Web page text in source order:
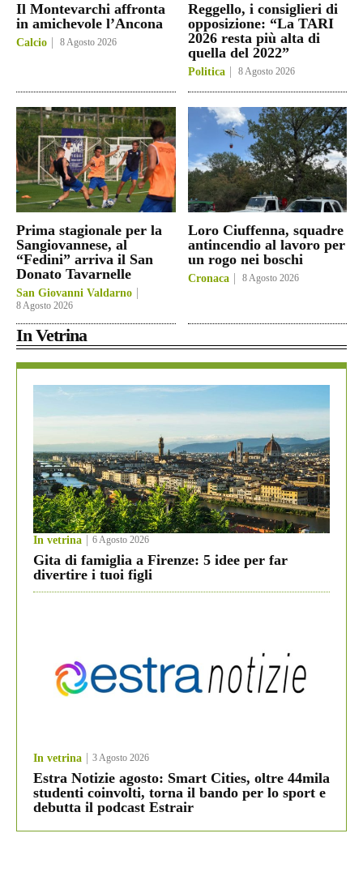
Il Montevarchi affronta
in amichevole l’Ancona
Calcio 8 Agosto 2026
Reggello, i consiglieri di
opposizione: “La TARI
2026 resta più alta di
quella del 2022”
Politica 8 Agosto 2026
Prima stagionale per la
Sangiovannese, al
“Fedini” arriva il San
Donato Tavarnelle
San Giovanni Valdarno
8 Agosto 2026
Loro Ciuffenna, squadre
antincendio al lavoro per
un rogo nei boschi
Cronaca 8 Agosto 2026
In Vetrina
In vetrina 6 Agosto 2026
Gita di famiglia a Firenze: 5 idee per far
divertire i tuoi figli
In vetrina 3 Agosto 2026
Estra Notizie agosto: Smart Cities, oltre 44mila
studenti coinvolti, torna il bando per lo sport e
debutta il podcast Estrair